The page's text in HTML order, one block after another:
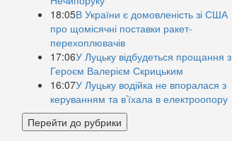
18:05В України є домовленість зі США
про щомісячні поставки ракет-
перехоплювачів
17:06У Луцьку відбудеться прощання з
Героєм Валерієм Скрицьким
16:07У Луцьку водійка не впоралася з
керуванням та в’їхала в електроопору
Перейти до рубрики